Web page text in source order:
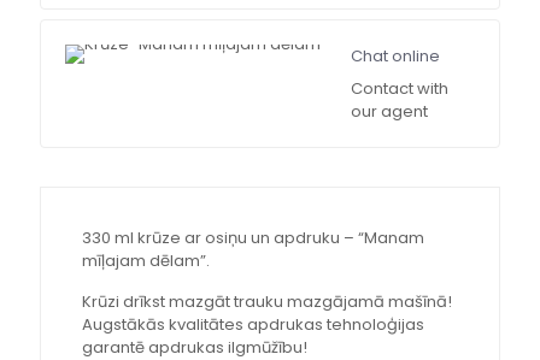
Chat online
Contact with
our agent
330 ml krūze ar osiņu un apdruku – “Manam
mīļajam dēlam”.
Krūzi drīkst mazgāt trauku mazgājamā mašīnā!
Augstākās kvalitātes apdrukas tehnoloģijas
garantē apdrukas ilgmūžību!